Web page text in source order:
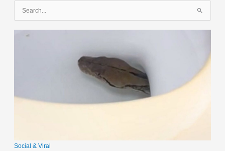
c
c
Social & Viral